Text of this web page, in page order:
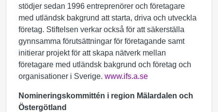
stödjer sedan 1996 entreprenörer och företagare
med utländsk bakgrund att starta, driva och utveckla
företag. Stiftelsen verkar också för att säkerställa
gynnsamma förutsättningar för företagande samt
initierar projekt för att skapa nätverk mellan
företagare med utländsk bakgrund och företag och
organisationer i Sverige. www.ifs.a.se
Nomineringskommittén i region Mälardalen och
Östergötland